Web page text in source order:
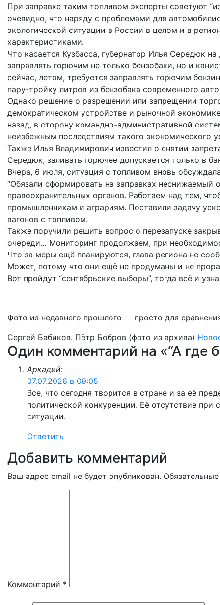
При заправке таким топливом эксперты советуют
очевидно, что наряду с проблемами для
экологической ситуации в России в целом и в
характеристиками.
Что касается Кузбасса, губернатор Илья Середюк
заправлять горючим не только бензобаки, но и
сейчас, летом, требуется заправлять горючим
пару-тройку литров из бензобака современного
Однако решение о разрешении или запрещении
демократическом устройстве и рыночной
назад, в сторону командно-административной
неизбежным последствиям такого экономического
Также Илья Владимирович известил о снятии
Середюк, заливать горючее допускается только в
Вчера, 6 июля, ситуация с топливом вновь
“Обязали сформировать на заправках неснижаемый
правоохранительных органов. Работаем над тем,
промышленникам и аграриям. Поставили задачу
вагонов с топливом.
Также поручили решить вопрос о перезапуске
очереди… Мониторинг продолжаем, при
Что за меры ещё планируются, глава региона не
Может, потому что они ещё не продуманы и не
Вот пройдут “сентябрьские выборы”, тогда всё и
Фото из недавнего прошлого — просто для
Сергей Бабиков. Пётр Бобров (фото из архива)
Один комментарий на «“А где
Аркадий:
07.07.2026 в 09:05
Все, что сегодня творится в стране и за её
политической конкуренции. Её отсутствие
ситуации.
Ответить
Добавить комментарий
Ваш адрес email не будет опубликован.
Комментарий *